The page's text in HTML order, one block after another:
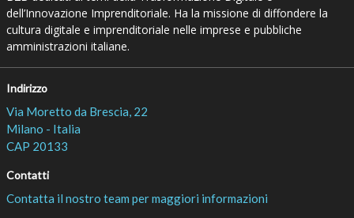
dell’Innovazione Imprenditoriale. Ha la missione di diffondere la
cultura digitale e imprenditoriale nelle imprese e pubbliche
amministrazioni italiane.
Indirizzo
Via Moretto da Brescia, 22
Milano - Italia
CAP 20133
Contatti
Contatta il nostro team per maggiori informazioni